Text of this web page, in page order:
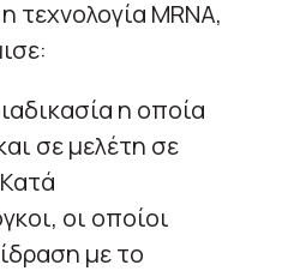
τεχνολογία MRNA,
η οποία
σε μελέτη σε
οι οποίοι
με το